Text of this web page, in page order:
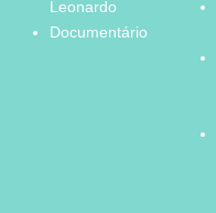
Leonardo
Documentário